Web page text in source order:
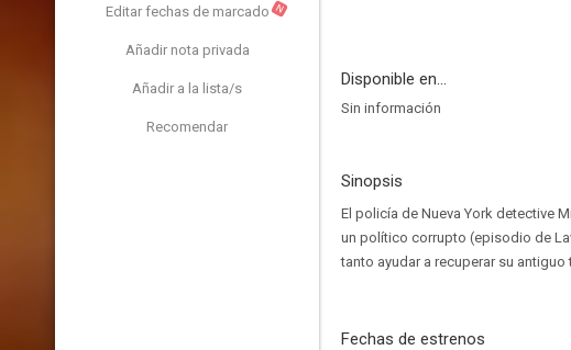
Editar fechas de marcado N
Añadir nota privada
Añadir a la lista/s
Recomendar
Disponible en...
Sin información
Sinopsis
El policía de Nueva York detective
un político corrupto (episodio de
tanto ayudar a recuperar su antiguo
Fechas de estrenos